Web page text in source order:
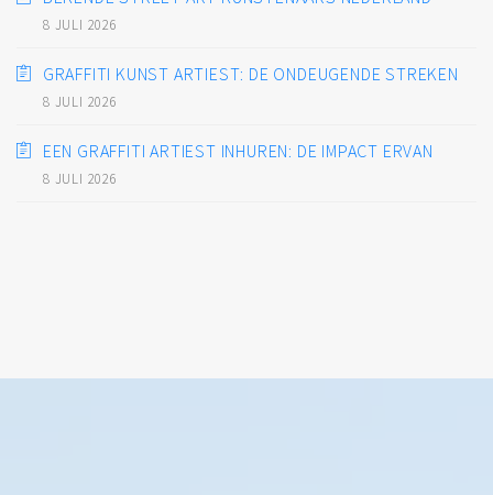
8 JULI 2026
GRAFFITI KUNST ARTIEST: DE ONDEUGENDE STREKEN
8 JULI 2026
EEN GRAFFITI ARTIEST INHUREN: DE IMPACT ERVAN
8 JULI 2026